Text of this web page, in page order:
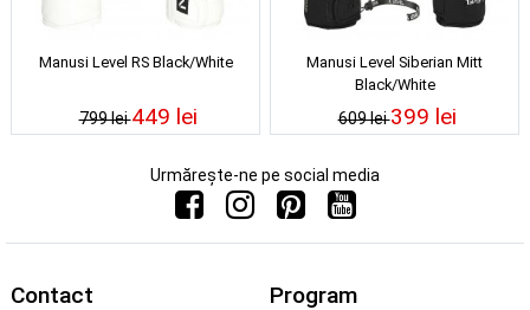
Manusi Level RS Black/White
799 lei449 lei
Manusi Level Siberian Mitt
Black/White
609 lei399 lei
Urmărește-ne pe social media
Contact Program